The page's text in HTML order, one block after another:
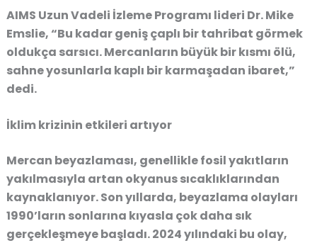
AIMS Uzun Vadeli İzleme Programı lideri Dr. Mike
Emslie, “Bu kadar geniş çaplı bir tahribat görmek
oldukça sarsıcı. Mercanların büyük bir kısmı ölü,
sahne yosunlarla kaplı bir karmaşadan ibaret,”
dedi.
İklim krizinin etkileri artıyor
Mercan beyazlaması, genellikle fosil yakıtların
yakılmasıyla artan okyanus sıcaklıklarından
kaynaklanıyor. Son yıllarda, beyazlama olayları
1990’ların sonlarına kıyasla çok daha sık
gerçekleşmeye başladı. 2024 yılındaki bu olay,